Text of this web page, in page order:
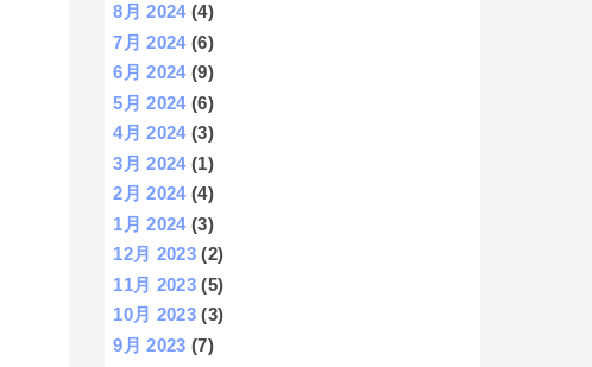
8月 2024(4)
7月 2024(6)
6月 2024(9)
5月 2024(6)
4月 2024(3)
3月 2024(1)
2月 2024(4)
1月 2024(3)
12月 2023 (2)
11月 2023 (5)
10月 2023 (3)
9月 2023 (7)